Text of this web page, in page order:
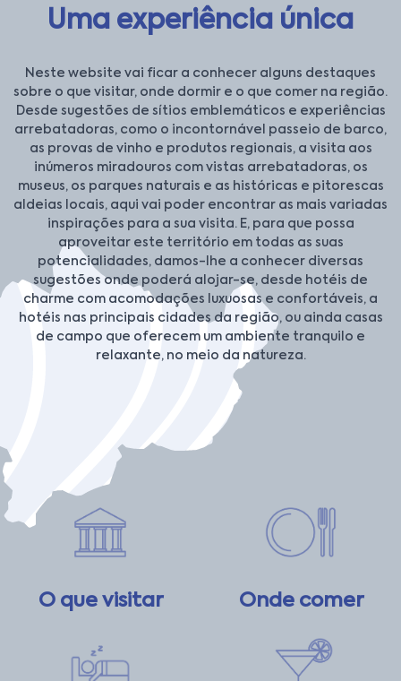
Uma experiência única
Neste website vai ficar a conhecer alguns destaques
sobre o que visitar, onde dormir e o que comer na região.
Desde sugestões de sítios emblemáticos e experiências
arrebatadoras, como o incontornável passeio de barco,
as provas de vinho e produtos regionais, a visita aos
inúmeros miradouros com vistas arrebatadoras, os
museus, os parques naturais e as históricas e pitorescas
aldeias locais, aqui vai poder encontrar as mais variadas
inspirações para a sua visita. E, para que possa
aproveitar este território em todas as suas
potencialidades, damos-lhe a conhecer diversas
sugestões onde poderá alojar-se, desde hotéis de
charme com acomodações luxuosas e confortáveis, a
hotéis nas principais cidades da região, ou ainda casas
de campo que oferecem um ambiente tranquilo e
relaxante, no meio da natureza.
O que visitar Onde comer